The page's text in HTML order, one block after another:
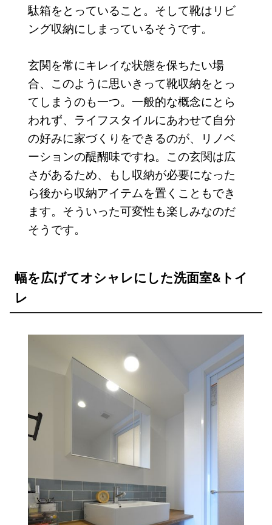
駄箱をとっていること。そして靴はリビ
ング収納にしまっているそうです。
玄関を常にキレイな状態を保ちたい場
合、このように思いきって靴収納をとっ
てしまうのも一つ。一般的な概念にとら
われず、ライフスタイルにあわせて自分
の好みに家づくりをできるのが、リノベ
ーションの醍醐味ですね。この玄関は広
さがあるため、もし収納が必要になった
ら後から収納アイテムを置くこともでき
ます。そういった可変性も楽しみなのだ
そうです。
幅を広げてオシャレにした洗面室&トイ
レ